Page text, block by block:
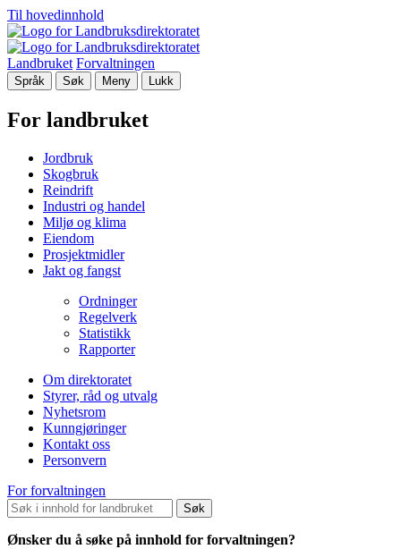
Til hovedinnhold
Landbruket Forvaltningen
Språk Søk Meny Lukk
For landbruket
Jordbruk
Skogbruk
Reindrift
Industri og handel
Miljø og klima
Eiendom
Prosjektmidler
Jakt og fangst
Ordninger
Regelverk
Statistikk
Rapporter
Om direktoratet
Styrer, råd og utvalg
Nyhetsrom
Kunngjøringer
Kontakt oss
Personvern
For forvaltningen
Søk
Ønsker du å søke på innhold for forvaltningen?